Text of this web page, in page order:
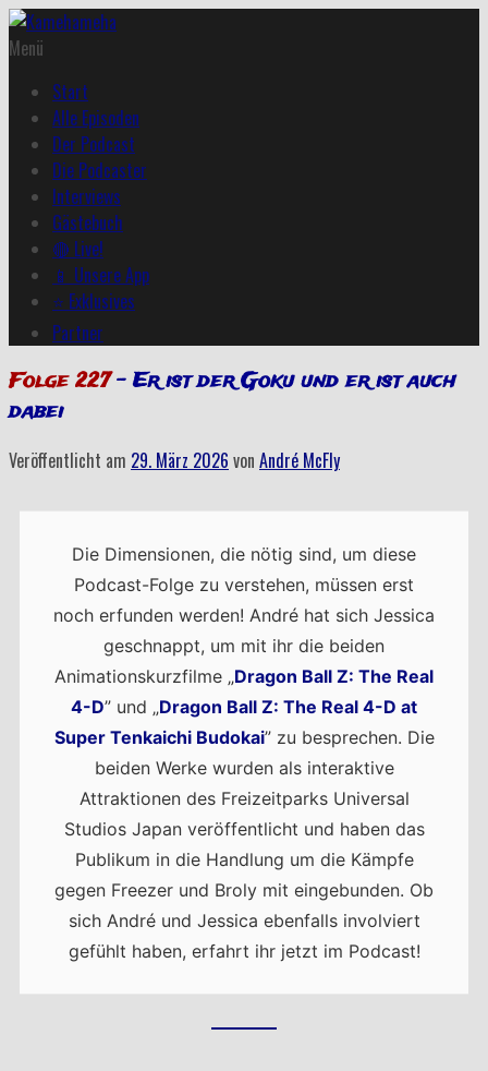
Menü
Start
Alle Episoden
Der Podcast
Die Podcaster
Interviews
Gästebuch
🔴 Live!
📱 Unsere App
⭐ Exklusives
Partner
Folge 227– Er ist der Goku und er ist auch
dabei
Veröffentlicht am 29. März 2026 von André McFly
Die Dimensionen, die nötig sind, um diese
Podcast-Folge zu verstehen, müssen erst
noch erfunden werden! André hat sich Jessica
geschnappt, um mit ihr die beiden
Animationskurzfilme „Dragon Ball Z: The Real
4-D” und „Dragon Ball Z: The Real 4-D at
Super Tenkaichi Budokai” zu besprechen. Die
beiden Werke wurden als interaktive
Attraktionen des Freizeitparks Universal
Studios Japan veröffentlicht und haben das
Publikum in die Handlung um die Kämpfe
gegen Freezer und Broly mit eingebunden. Ob
sich André und Jessica ebenfalls involviert
gefühlt haben, erfahrt ihr jetzt im Podcast!